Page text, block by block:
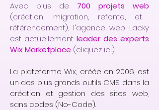
Avec plus de
700 projets web
(création, migration, refonte, et
référencement), l'agence web Lacky
est actuellement leader des experts
Wix Marketplace (cliquez ici).
La plateforme Wix, créée en 2006, est
un des plus grands outils CMS dans la
création et gestion des sites web,
sans codes (No-Code).